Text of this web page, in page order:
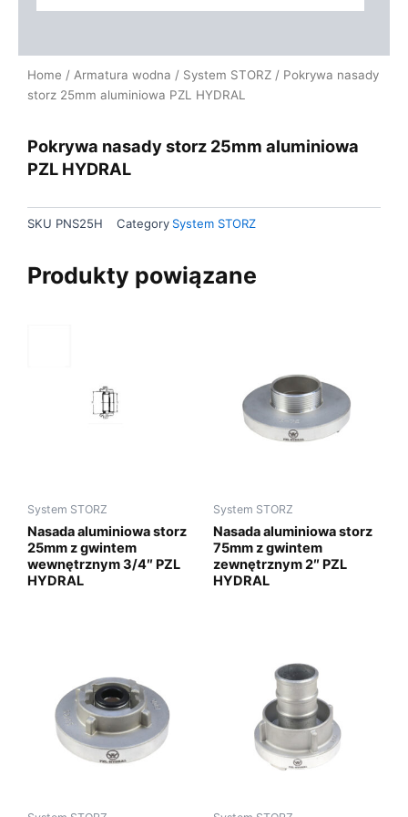
Home / Armatura wodna / System STORZ / Pokrywa nasady
storz 25mm aluminiowa PZL HYDRAL
Pokrywa nasady storz 25mm aluminiowa
PZL HYDRAL
SKU PNS25H Category System STORZ
Produkty powiązane
System STORZ
Nasada aluminiowa storz
25mm z gwintem
wewnętrznym 3/4″ PZL
HYDRAL
System STORZ
Nasada aluminiowa storz
75mm z gwintem
zewnętrznym 2″ PZL
HYDRAL